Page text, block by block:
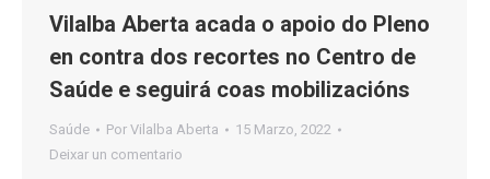
Vilalba Aberta acada o apoio do Pleno
en contra dos recortes no Centro de
Saúde e seguirá coas mobilizacións
Saúde Por Vilalba Aberta
15 Marzo, 2022
Deixar un comentario